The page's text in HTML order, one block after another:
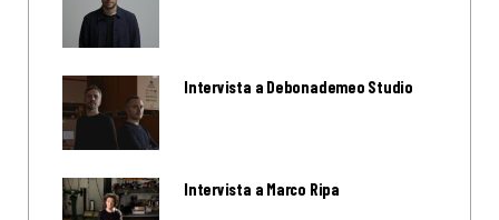
Intervista a Debonademeo Studio
Intervista a Marco Ripa